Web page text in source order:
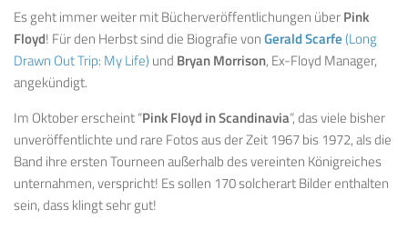
Es geht immer weiter mit Bücherveröffentlichungen überPink
Floyd! Für den Herbst sind die Biografie vonGerald Scarfe(Long
Drawn Out Trip: My Life) und Bryan Morrison, Ex-Floyd Manager,
angekündigt.
Im Oktober erscheint “Pink Floyd in Scandinavia“, das viele bisher
unveröffentlichte und rare Fotos aus der Zeit 1967 bis 1972, als die
Band ihre ersten Tourneen außerhalb des vereinten Königreiches
unternahmen, verspricht! Es sollen 170 solcherart Bilder enthalten
sein, dass klingt sehr gut!